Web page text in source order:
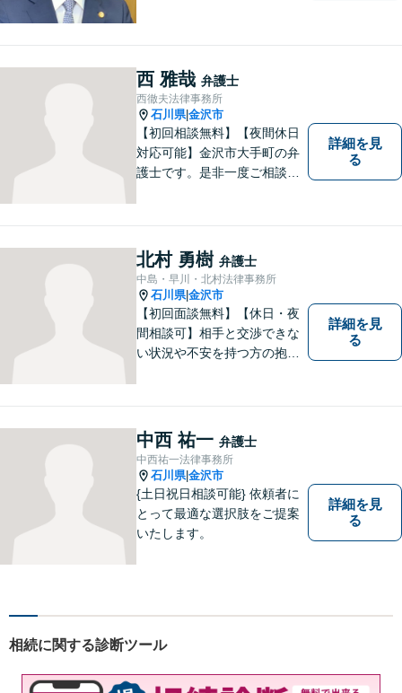
西 雅哉 弁護士
西徹夫法律事務所
石川県|金沢市
【初回相談無料】【夜間休日
対応可能】金沢市大手町の弁
護士です。是非一度ご相談く
詳細を見
る
北村 勇樹 弁護士
中島・早川・北村法律事務所
石川県|金沢市
【初回面談無料】【休日・夜
間相談可】相手と交渉できな
い状況や不安を持つ方の抱え
す。悩んでいる人は、一度弁
護士に話を聞いてもらうこと
でトラブル解決のきっかけを
つかむことができるかもしれ
ません。
詳細を見
る
中西 祐一 弁護士
中西祐一法律事務所
石川県|金沢市
{土日祝日相談可能} 依頼者に
とって最適な選択肢をご提案
いたします。
詳細を見
る
相続に関する診断ツール